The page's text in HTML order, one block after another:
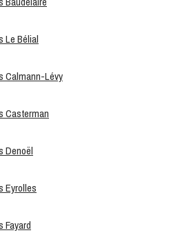
Le Bélial
Calmann-Lévy
Casterman
Denoël
Eyrolles
Fayard